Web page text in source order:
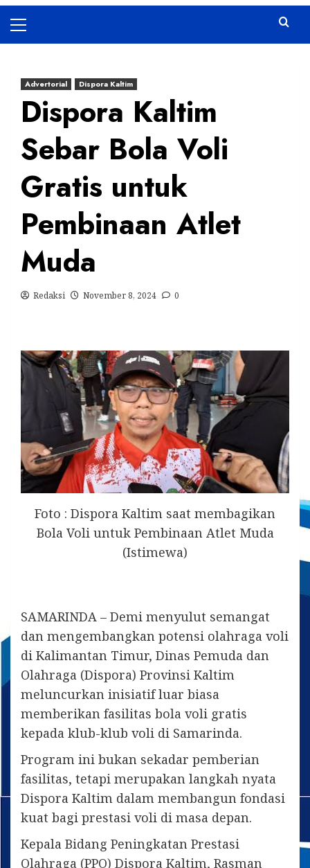
Menu
Advertorial Dispora Kaltim
Dispora Kaltim
Sebar Bola Voli
Gratis untuk
Pembinaan Atlet
Muda
Redaksi November 8, 2024 0
Foto : Dispora Kaltim saat membagikan
Bola Voli untuk Pembinaan Atlet Muda
(Istimewa)
SAMARINDA – Demi menyulut semangat
dan mengembangkan potensi olahraga voli
di Kalimantan Timur, Dinas Pemuda dan
Olahraga (Dispora) Provinsi Kaltim
meluncurkan inisiatif luar biasa
memberikan fasilitas bola voli gratis
kepada klub-klub voli di Samarinda.
Program ini bukan sekadar pemberian
fasilitas, tetapi merupakan langkah nyata
Dispora Kaltim dalam membangun fondasi
kuat bagi prestasi voli di masa depan.
Kepala Bidang Peningkatan Prestasi
Olahraga (PPO) Dispora Kaltim, Rasman